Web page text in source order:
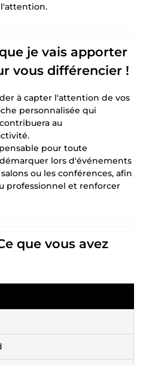
je vais apporter
vous différencier !
à capter l'attention de vos
personnalisée qui
au
pour toute
lors d'événements
ou les conférences, afin
professionnel et renforcer
que vous avez